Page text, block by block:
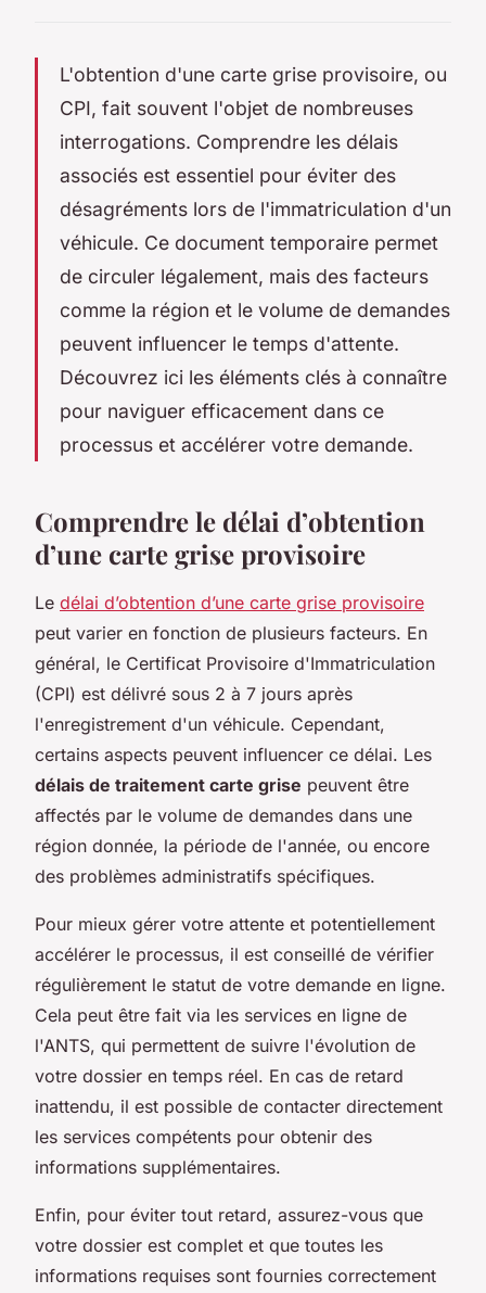
L'obtention d'une carte grise provisoire, ou
CPI, fait souvent l'objet de nombreuses
interrogations. Comprendre les délais
associés est essentiel pour éviter des
désagréments lors de l'immatriculation d'un
véhicule. Ce document temporaire permet
de circuler légalement, mais des facteurs
comme la région et le volume de demandes
peuvent influencer le temps d'attente.
Découvrez ici les éléments clés à connaître
pour naviguer efficacement dans ce
processus et accélérer votre demande.
Comprendre le délai d’obtention
d’une carte grise provisoire
Le délai d’obtention d’une carte grise provisoire
peut varier en fonction de plusieurs facteurs. En
général, le Certificat Provisoire d'Immatriculation
(CPI) est délivré sous 2 à 7 jours après
l'enregistrement d'un véhicule. Cependant,
certains aspects peuvent influencer ce délai. Les
délais de traitement carte grise peuvent être
affectés par le volume de demandes dans une
région donnée, la période de l'année, ou encore
des problèmes administratifs spécifiques.
Pour mieux gérer votre attente et potentiellement
accélérer le processus, il est conseillé de vérifier
régulièrement le statut de votre demande en ligne.
Cela peut être fait via les services en ligne de
l'ANTS, qui permettent de suivre l'évolution de
votre dossier en temps réel. En cas de retard
inattendu, il est possible de contacter directement
les services compétents pour obtenir des
informations supplémentaires.
Enfin, pour éviter tout retard, assurez-vous que
votre dossier est complet et que toutes les
informations requises sont fournies correctement